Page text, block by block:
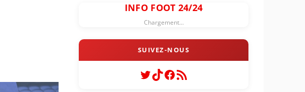
INFO FOOT 24/24
Chargement...
Twitter
TikTok
Facebook
Flux RSS